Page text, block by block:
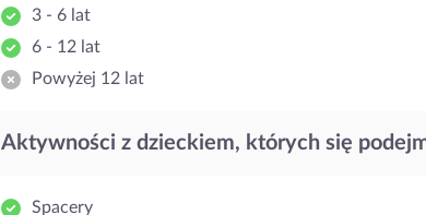
3 - 6 lat
6 - 12 lat
Powyżej 12 lat
Aktywności z dzieckiem, których się
Spacery